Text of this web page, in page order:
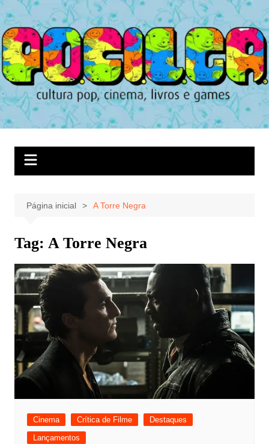
Ir
para
o
conteúdo
Página inicial A Torre Negra
Tag: A Torre Negra
Cinema Crítica de Filme
Destaques
Lançamentos